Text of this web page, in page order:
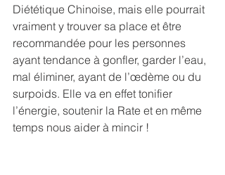
Diététique Chinoise, mais elle pourrait
vraiment y trouver sa place et être
recommandée pour les personnes
ayant tendance à gonfler, garder l’eau,
mal éliminer, ayant de l’œdème ou du
surpoids. Elle va en effet tonifier
l’énergie, soutenir la Rate et en même
temps nous aider à mincir !